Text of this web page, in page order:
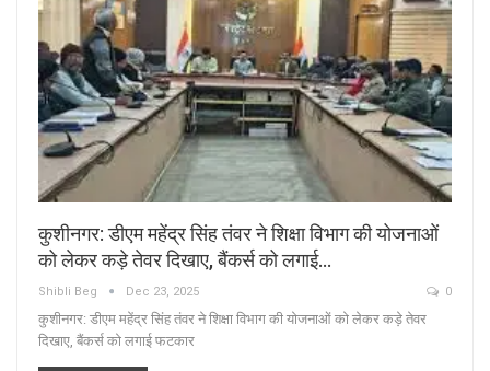
कुशीनगर: डीएम महेंद्र सिंह तंवर ने शिक्षा विभाग की योजनाओं
को लेकर कड़े तेवर दिखाए, बैंकर्स को लगाई…
Shibli Beg Dec 23, 2025 0
कुशीनगर: डीएम महेंद्र सिंह तंवर ने शिक्षा विभाग की योजनाओं को लेकर कड़े तेवर
दिखाए, बैंकर्स को लगाई फटकार